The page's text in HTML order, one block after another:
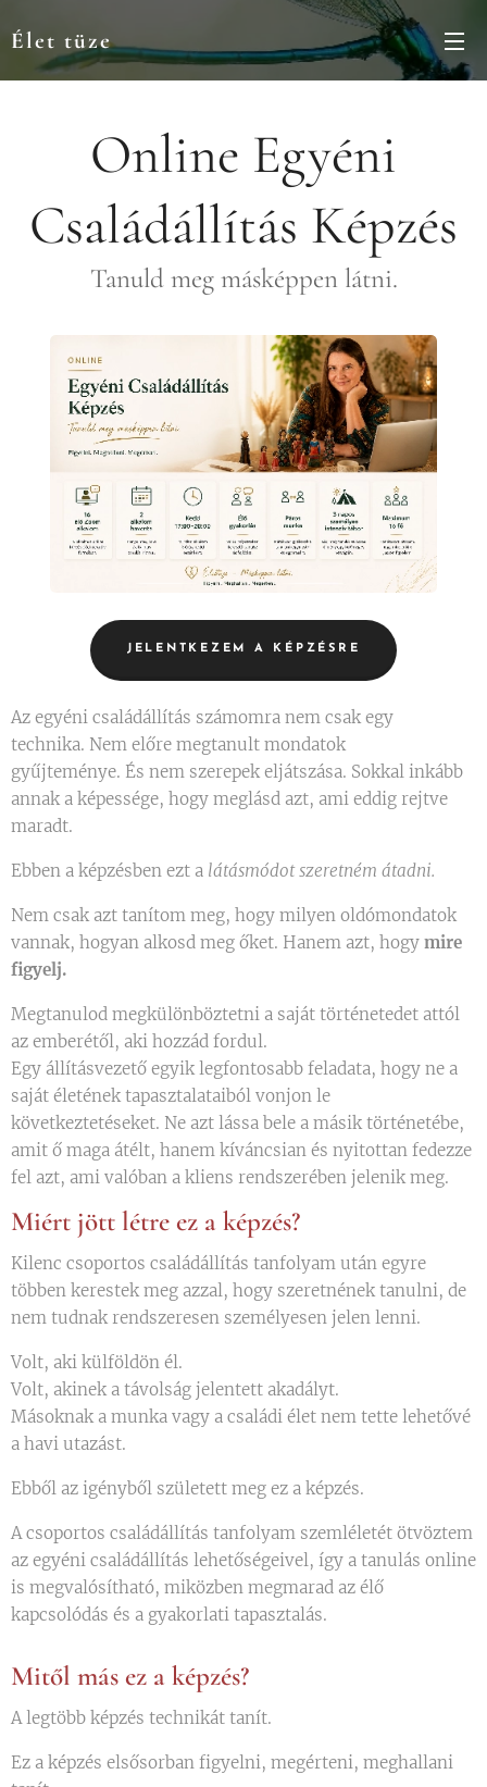
Élet tüze
Online Egyéni
Családállítás Képzés
Tanuld meg másképpen látni.
JELENTKEZEM A KÉPZÉSRE
Az egyéni családállítás számomra nem csak egy
technika. Nem előre megtanult mondatok
gyűjteménye. És nem szerepek eljátszása. Sokkal inkább
annak a képessége, hogy meglásd azt, ami eddig rejtve
maradt.
Ebben a képzésben ezt a látásmódot szeretném átadni.
Nem csak azt tanítom meg, hogy milyen oldómondatok
vannak, hogyan alkosd meg őket. Hanem azt, hogy mire
figyelj.
Megtanulod megkülönböztetni a saját történetedet attól
az emberétől, aki hozzád fordul.
Egy állításvezető egyik legfontosabb feladata, hogy ne a
saját életének tapasztalataiból vonjon le
következtetéseket. Ne azt lássa bele a másik történetébe,
amit ő maga átélt, hanem kíváncsian és nyitottan fedezze
fel azt, ami valóban a kliens rendszerében jelenik meg.
Miért jött létre ez a képzés?
Kilenc csoportos családállítás tanfolyam után egyre
többen kerestek meg azzal, hogy szeretnének tanulni, de
nem tudnak rendszeresen személyesen jelen lenni.
Volt, aki külföldön él.
Volt, akinek a távolság jelentett akadályt.
Másoknak a munka vagy a családi élet nem tette lehetővé
a havi utazást.
Ebből az igényből született meg ez a képzés.
A csoportos családállítás tanfolyam szemléletét ötvöztem
az egyéni családállítás lehetőségeivel, így a tanulás online
is megvalósítható, miközben megmarad az élő
kapcsolódás és a gyakorlati tapasztalás.
Mitől más ez a képzés?
A legtöbb képzés technikát tanít.
Ez a képzés elsősorban figyelni, megérteni, meghallani